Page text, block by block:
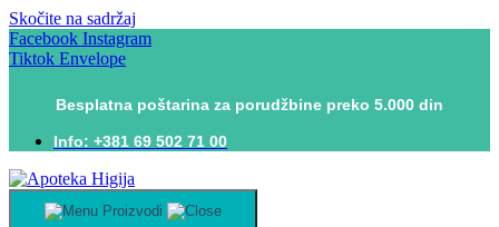
Skočite na sadržaj
Facebook Instagram
Tiktok Envelope
Besplatna poštarina za porudžbine preko 5.000 din
Info: +381 69 502 71 00
Proizvodi